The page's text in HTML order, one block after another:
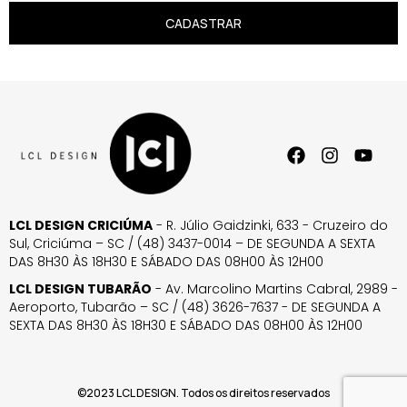
CADASTRAR
LCL DESIGN CRICIÚMA - R. Júlio Gaidzinki, 633 - Cruzeiro do
Sul, Criciúma – SC / (48) 3437-0014 – DE SEGUNDA A SEXTA
DAS 8H30 ÀS 18H30 E SÁBADO DAS 08H00 ÀS 12H00
LCL DESIGN TUBARÃO - Av. Marcolino Martins Cabral, 2989 -
Aeroporto, Tubarão – SC / (48) 3626-7637 - DE SEGUNDA A
SEXTA DAS 8H30 ÀS 18H30 E SÁBADO DAS 08H00 ÀS 12H00
©2023 LCL DESIGN. Todos os direitos reservados